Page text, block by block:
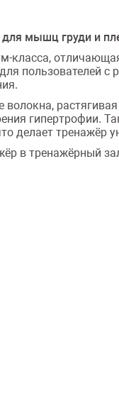
мышц груди и
класса,
пользователей
гипертрофии.
делает тренажёр
в тренажёрный